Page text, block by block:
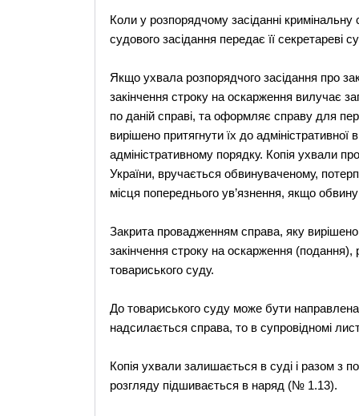
Коли у розпорядчому засіданні
судового засідання передає її секретареві
Якщо ухвала розпорядчого засідання про
закінчення строку на оскарження вилучає
по даній справі, та оформляє справу для
вирішено притягнути їх до
адміністративному порядку. Копія ухвали
України, вручається обвинуваченому,
місця попереднього ув’язнення, якщо
Закрита провадженням справа, яку
закінчення строку на оскарження
товариського суду.
До товариського суду може бути
надсилається справа, то в супровідномі
Копія ухвали залишається в суді і разом з
розгляду підшивається в наряд (№ 1.13).